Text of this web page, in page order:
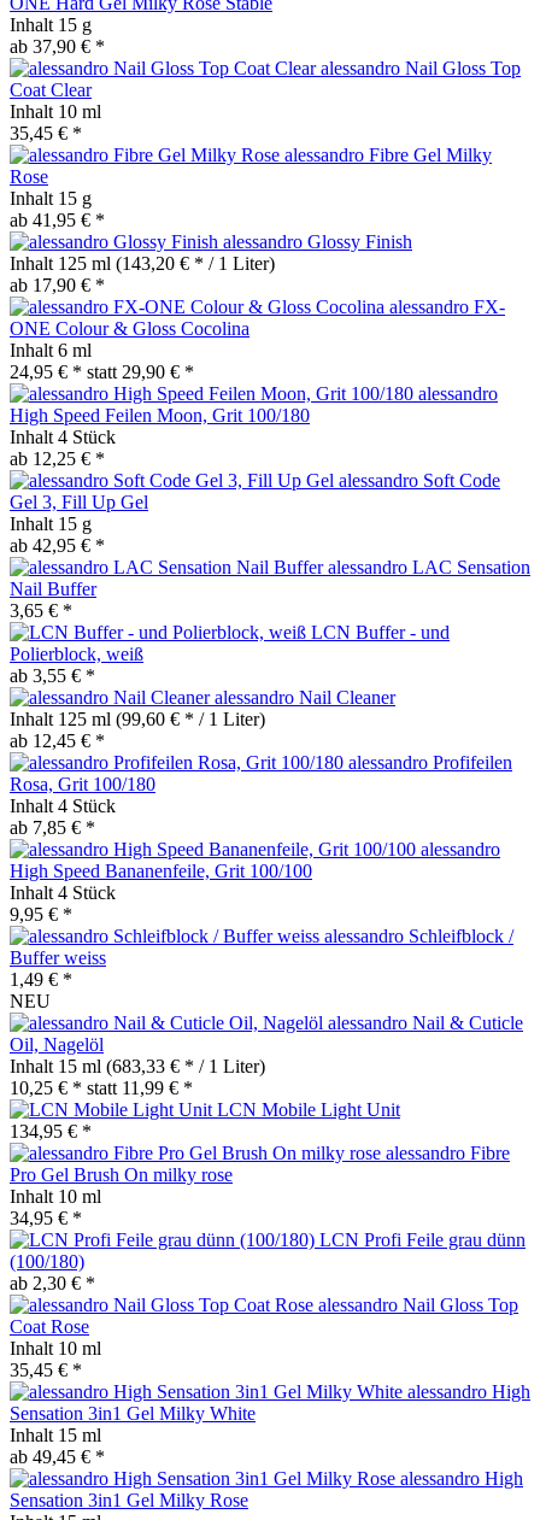
Inhalt 15 g
ab 37,90 € *
alessandro Nail Gloss Top
Coat Clear
Inhalt 10 ml
35,45 € *
alessandro Fibre Gel Milky
Rose
Inhalt 15 g
ab 41,95 € *
alessandro Glossy Finish
Inhalt 125 ml (143,20 € * / 1 Liter)
ab 17,90 € *
alessandro FX-
ONE Colour & Gloss Cocolina
Inhalt 6 ml
24,95 € * statt 29,90 € *
alessandro
High Speed Feilen Moon, Grit 100/180
Inhalt 4 Stück
ab 12,25 € *
alessandro Soft Code
Gel 3, Fill Up Gel
Inhalt 15 g
ab 42,95 € *
alessandro LAC Sensation
Nail Buffer
3,65 € *
LCN Buffer - und
Polierblock, weiß
ab 3,55 € *
alessandro Nail Cleaner
Inhalt 125 ml (99,60 € * / 1 Liter)
ab 12,45 € *
alessandro Profifeilen
Rosa, Grit 100/180
Inhalt 4 Stück
ab 7,85 € *
alessandro
High Speed Bananenfeile, Grit 100/100
Inhalt 4 Stück
9,95 € *
alessandro Schleifblock /
Buffer weiss
1,49 € *
NEU
alessandro Nail & Cuticle
Oil, Nagelöl
Inhalt 15 ml (683,33 € * / 1 Liter)
10,25 € * statt 11,99 € *
LCN Mobile Light Unit
134,95 € *
alessandro Fibre
Pro Gel Brush On milky rose
Inhalt 10 ml
34,95 € *
LCN Profi Feile grau dünn
(100/180)
ab 2,30 € *
alessandro Nail Gloss Top
Coat Rose
Inhalt 10 ml
35,45 € *
alessandro High
Sensation 3in1 Gel Milky White
Inhalt 15 ml
ab 49,45 € *
alessandro High
Sensation 3in1 Gel Milky Rose